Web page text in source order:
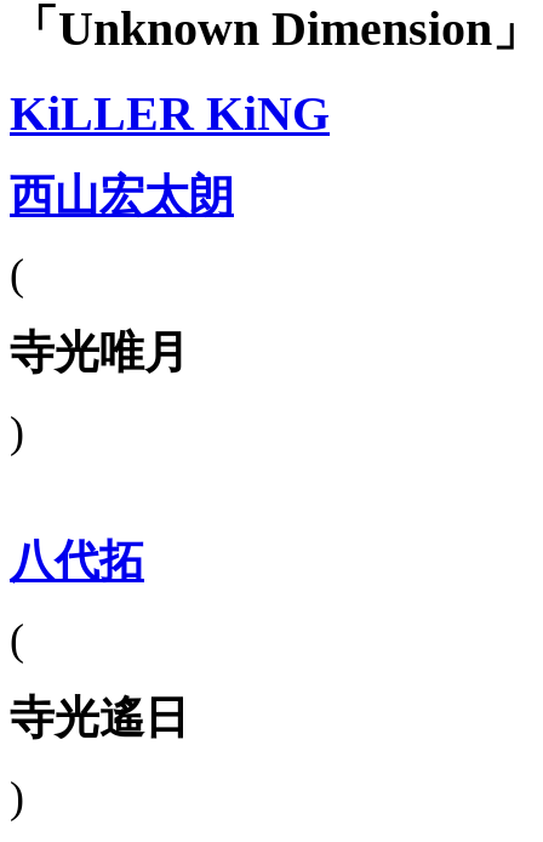
「Unknown Dimension」
KiLLER KiNG
西山宏太朗
(
寺光唯月
)
八代拓
(
寺光遙日
)